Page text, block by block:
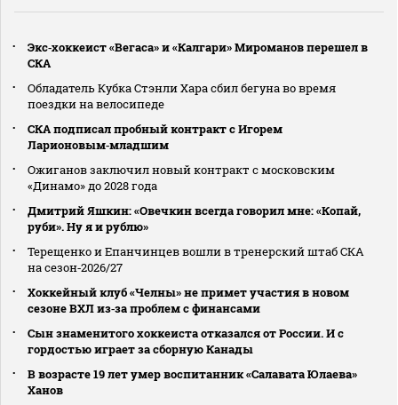
Экс‑хоккеист «Вегаса» и «Калгари» Мироманов перешел в
СКА
Обладатель Кубка Стэнли Хара сбил бегуна во время
поездки на велосипеде
СКА подписал пробный контракт с Игорем
Ларионовым‑младшим
Ожиганов заключил новый контракт с московским
«Динамо» до 2028 года
Дмитрий Яшкин: «Овечкин всегда говорил мне: «Копай,
руби». Ну я и рублю»
Терещенко и Епанчинцев вошли в тренерский штаб СКА
на сезон‑2026/27
Хоккейный клуб «Челны» не примет участия в новом
сезоне ВХЛ из‑за проблем с финансами
Сын знаменитого хоккеиста отказался от России. И с
гордостью играет за сборную Канады
В возрасте 19 лет умер воспитанник «Салавата Юлаева»
Ханов